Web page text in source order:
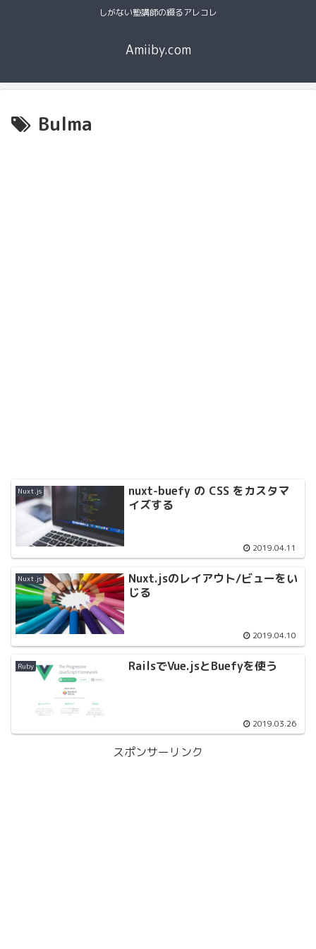
しがない塾講師の綴るアレコレ
Amiiby.com
Bulma
Nuxt.js
nuxt-buefy の CSS をカスタマ
イズする
2019.04.11
Nuxt.js
Nuxt.jsのレイアウト/ビューをい
じる
2019.04.10
Ruby RailsでVue.jsとBuefyを使う
2019.03.26
スポンサーリンク